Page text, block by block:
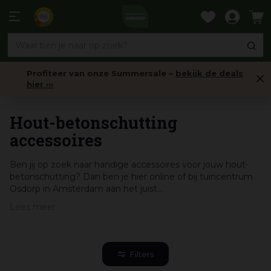
naar
Profiteer van onze Summersale – bekijk de deals
hier ›››
Hout-betonschutting
accessoires
Ben jij op zoek naar handige accessoires voor jouw hout-
betonschutting? Dan ben je hier online of bij tuincentrum
Osdorp in Amsterdam aan het juist...
Filters